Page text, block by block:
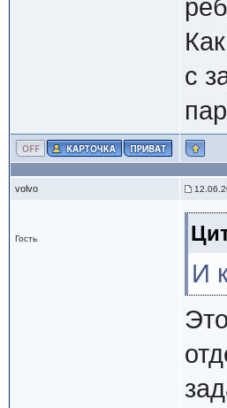
с
volvo
Гость
И